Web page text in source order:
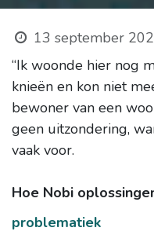
13 september
“Ik woonde hier nog
knieën en kon niet
bewoner van een
geen uitzondering,
vaak voor.
Hoe Nobi
problematiek